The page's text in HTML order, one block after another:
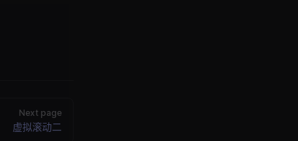
Next page
虚拟滚动二